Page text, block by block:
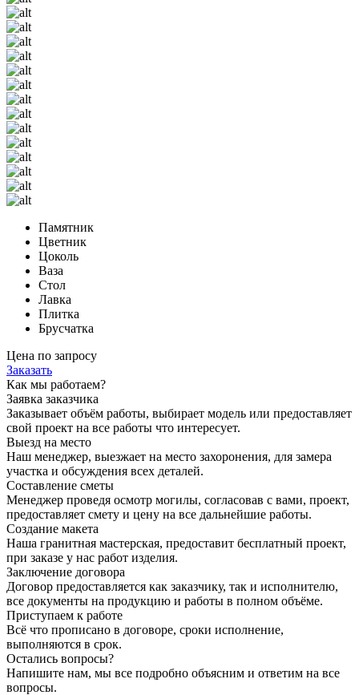
Памятник
Цветник
Цоколь
Ваза
Стол
Лавка
Плитка
Брусчатка
Цена по запросу
Заказать
Как мы работаем?
Заявка заказчика
Заказывает объём работы, выбирает модель или предоставляет
свой проект на все работы что интересует.
Выезд на место
Наш менеджер, выезжает на место захоронения, для замера
участка и обсуждения всех деталей.
Составление сметы
Менеджер проведя осмотр могилы, согласовав с вами, проект,
предоставляет смету и цену на все дальнейшие работы.
Создание макета
Наша гранитная мастерская, предоставит бесплатный проект,
при заказе у нас работ изделия.
Заключение договора
Договор предоставляется как заказчику, так и исполнителю,
все документы на продукцию и работы в полном объёме.
Приступаем к работе
Всё что прописано в договоре, сроки исполнение,
выполняются в срок.
Остались вопросы?
Напишите нам, мы все подробно объясним и ответим на все
вопросы.